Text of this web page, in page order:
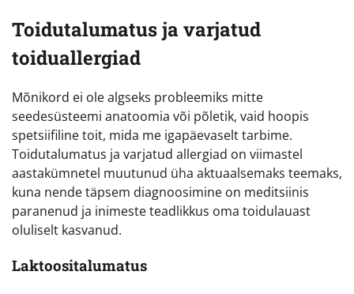
Toidutalumatus ja varjatud
toiduallergiad
Mõnikord ei ole algseks probleemiks mitte
seedesüsteemi anatoomia või põletik, vaid hoopis
spetsiifiline toit, mida me igapäevaselt tarbime.
Toidutalumatus ja varjatud allergiad on viimastel
aastakümnetel muutunud üha aktuaalsemaks teemaks,
kuna nende täpsem diagnoosimine on meditsiinis
paranenud ja inimeste teadlikkus oma toidulauast
oluliselt kasvanud.
Laktoositalumatus